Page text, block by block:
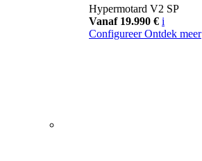
Hypermotard V2 SP
Vanaf 19.990 € i
Configureer Ontdek meer